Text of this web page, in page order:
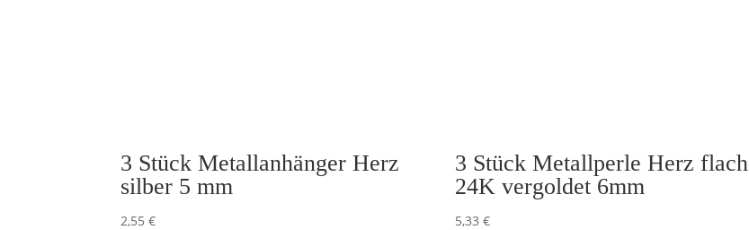
3 Stück Metallanhänger Herz
silber 5 mm
2,55€
3 Stück Metallperle Herz flach
24K vergoldet 6mm
5,33 €